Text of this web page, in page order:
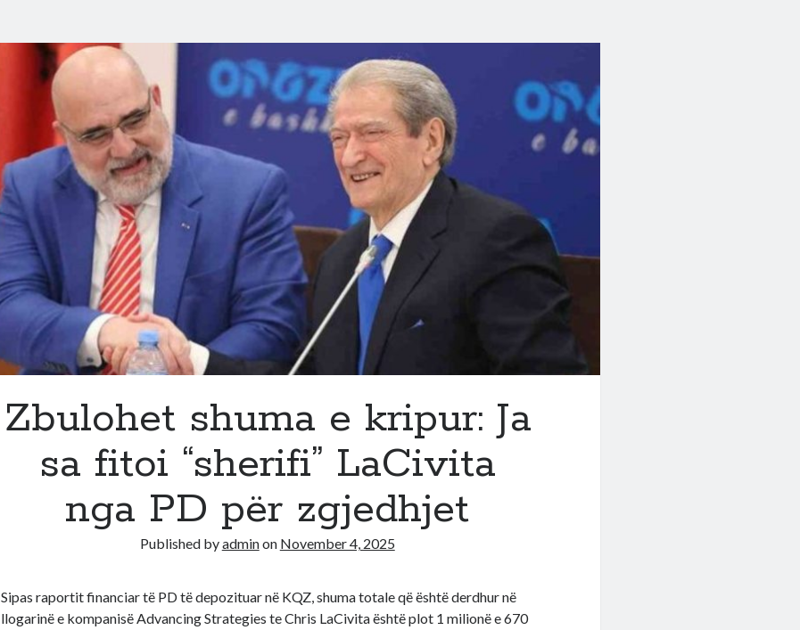
Zbulohet shuma e kripur: Ja
sa fitoi “sherifi” LaCivita
nga PD për zgjedhjet
Published byadminon November 4, 2025
Sipas raportit financiar të PD të depozituar në KQZ, shuma totale që është derdhur në
llogarinë e kompanisë Advancing Strategies te Chris LaCivita është plot 1 milionë e 670